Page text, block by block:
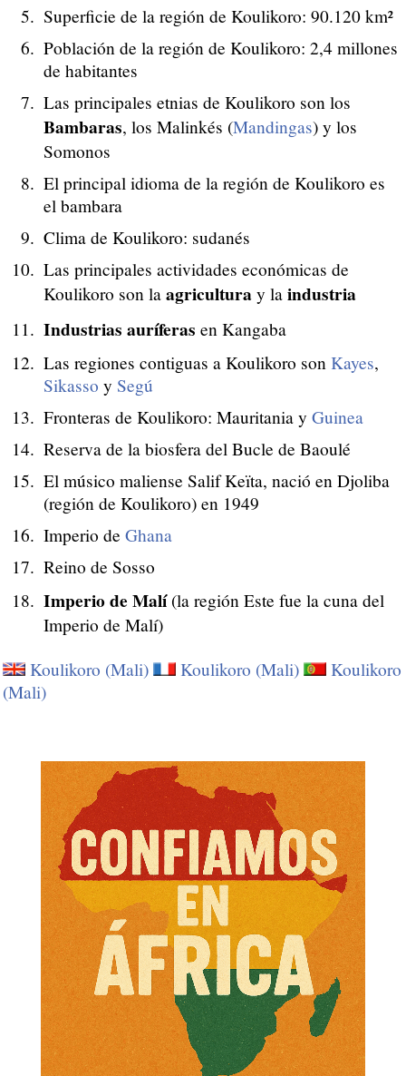
Superficie de la región de Koulikoro: 90.120 km²
Población de la región de Koulikoro: 2,4 millones
de habitantes
Las principales etnias de Koulikoro son los
Bambaras, los Malinkés (Mandingas) y los
Somonos
El principal idioma de la región de Koulikoro es
el bambara
Clima de Koulikoro: sudanés
Las principales actividades económicas de
Koulikoro son la agricultura y la industria
Industrias auríferas en Kangaba
Las regiones contiguas a Koulikoro son Kayes,
Sikasso y Segú
Fronteras de Koulikoro: Mauritania y Guinea
Reserva de la biosfera del Bucle de Baoulé
El músico maliense Salif Keïta, nació en Djoliba
(región de Koulikoro) en 1949
Imperio de Ghana
Reino de Sosso
Imperio de Malí(la región Este fue la cuna del
Imperio de Malí)
Koulikoro (Mali)
Koulikoro (Mali)
Koulikoro
(Mali)